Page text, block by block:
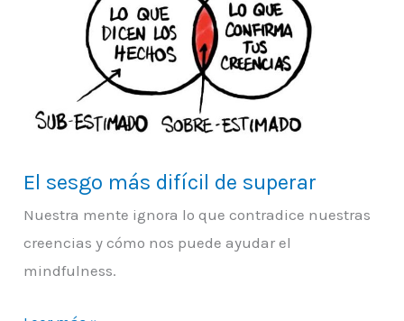
El sesgo más difícil de superar
Nuestra mente ignora lo que contradice nuestras
creencias y cómo nos puede ayudar el
mindfulness.